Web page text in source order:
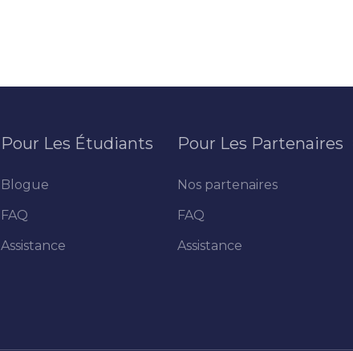
Pour Les Étudiants
Blogue
FAQ
Assistance
Pour Les Partenaires
Nos partenaires
FAQ
Assistance